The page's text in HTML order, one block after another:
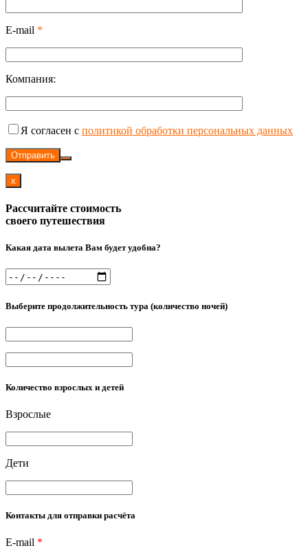
E-mail *
Компания:
Я согласен с политикой обработки персональных данных
Отправить
x
Рассчитайте стоимость
своего путешествия
Какая дата вылета Вам будет удобна?
Выберите продолжительность тура (количество ночей)
Количество взрослых и детей
Взрослые
Дети
Контакты для отправки расчёта
E-mail *